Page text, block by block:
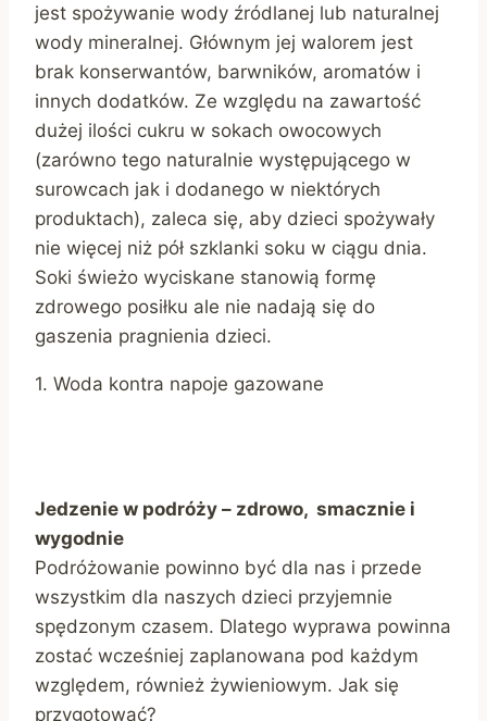
jest spożywanie wody źródlanej lub naturalnej
wody mineralnej. Głównym jej walorem jest
brak konserwantów, barwników, aromatów i
innych dodatków. Ze względu na zawartość
dużej ilości cukru w sokach owocowych
(zarówno tego naturalnie występującego w
surowcach jak i dodanego w niektórych
produktach), zaleca się, aby dzieci spożywały
nie więcej niż pół szklanki soku w ciągu dnia.
Soki świeżo wyciskane stanowią formę
zdrowego posiłku ale nie nadają się do
gaszenia pragnienia dzieci.
1. Woda kontra napoje gazowane
Jedzenie w podróży – zdrowo, smacznie i
wygodnie
Podróżowanie powinno być dla nas i przede
wszystkim dla naszych dzieci przyjemnie
spędzonym czasem. Dlatego wyprawa powinna
zostać wcześniej zaplanowana pod każdym
względem, również żywieniowym. Jak się
przygotować?